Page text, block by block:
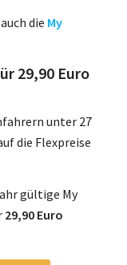
die My
29,90 Euro
unter 27
die Flexpreise
gültige My
29,90 Euro